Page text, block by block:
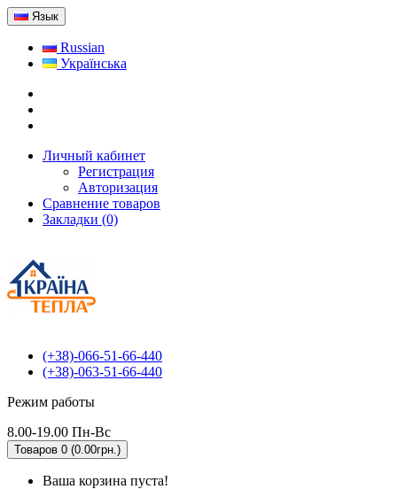
Язык
Russian
Українська
Личный кабинет
Регистрация
Авторизация
Сравнение товаров
Закладки (0)
(+38)-066-51-66-440
(+38)-063-51-66-440
Режим работы
8.00-19.00 Пн-Вс
Товаров 0 (0.00грн.)
Ваша корзина пуста!